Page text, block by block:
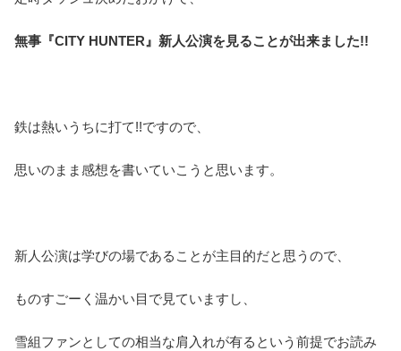
無事『CITY HUNTER』新人公演を見ることが出来ました!!
鉄は熱いうちに打て!!ですので、
思いのまま感想を書いていこうと思います。
新人公演は学びの場であることが主目的だと思うので、
ものすごーく温かい目で見ていますし、
雪組ファンとしての相当な肩入れが有るという前提でお読み